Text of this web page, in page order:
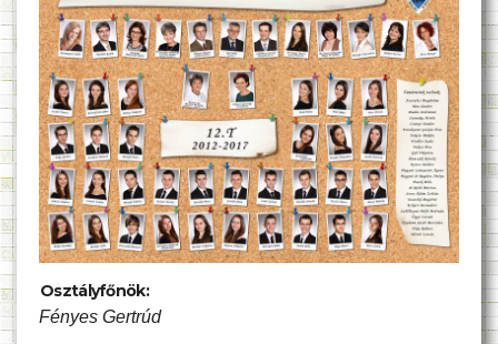
Osztályfőnök:
Fényes Gertrúd